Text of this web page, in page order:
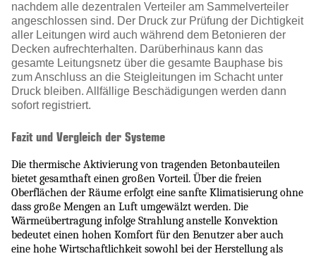
nachdem alle dezentralen Verteiler am Sammelverteiler
angeschlossen sind. Der Druck zur Prüfung der Dichtigkeit
aller Leitungen wird auch während dem Betonieren der
Decken aufrechterhalten. Darüberhinaus kann das
gesamte Leitungsnetz über die gesamte Bauphase bis
zum Anschluss an die Steigleitungen im Schacht unter
Druck bleiben. Allfällige Beschädigungen werden dann
sofort registriert.
Fazit und Vergleich der Systeme
Die thermische Aktivierung von tragenden Betonbauteilen
bietet gesamthaft einen großen Vorteil. Über die freien
Oberflächen der Räume erfolgt eine sanfte Klimatisierung ohne
dass große Mengen an Luft umgewälzt werden. Die
Wärmeübertragung infolge Strahlung anstelle Konvektion
bedeutet einen hohen Komfort für den Benutzer aber auch
eine hohe Wirtschaftlichkeit sowohl bei der Herstellung als